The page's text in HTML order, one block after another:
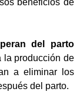
beneficios de
del parto
la producción de
a eliminar los
del parto.